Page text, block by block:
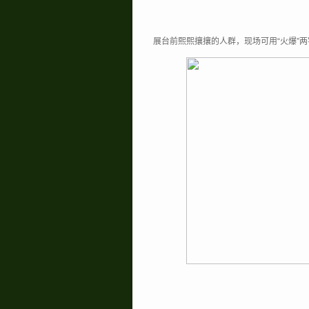
展台前熙熙攘攘的人群，现场可用“火爆”两